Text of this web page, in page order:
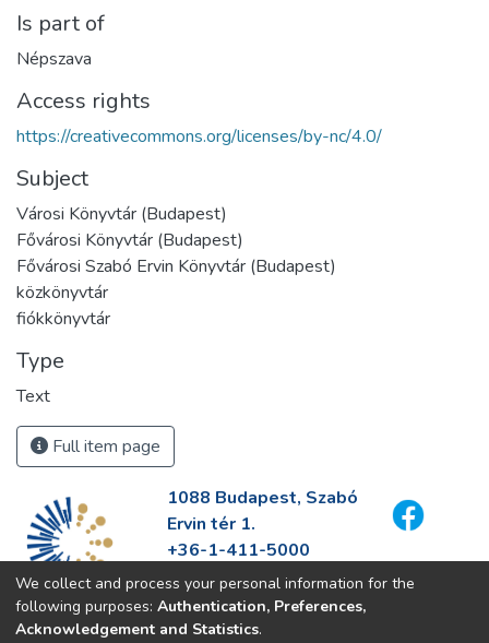
Is part of
Népszava
Access rights
https://creativecommons.org/licenses/by-nc/4.0/
Subject
Városi Könyvtár (Budapest)
Fővárosi Könyvtár (Budapest)
Fővárosi Szabó Ervin Könyvtár (Budapest)
közkönyvtár
fiókkönyvtár
Type
Text
Full item page
1088 Budapest, Szabó
Ervin tér 1.
+36-1-411-5000
info@fszek.hu
https://fszek.hu
We collect and process your personal information for the
following purposes: Authentication, Preferences,
Acknowledgement and Statistics.